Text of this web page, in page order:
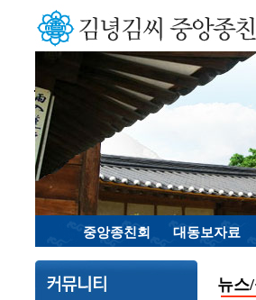
중앙종친회 대동보자료
뉴스